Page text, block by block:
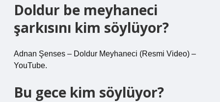
Doldur be meyhaneci
şarkısını kim söylüyor?
Adnan Şenses – Doldur Meyhaneci (Resmi Video) –
YouTube.
Bu gece kim söylüyor?